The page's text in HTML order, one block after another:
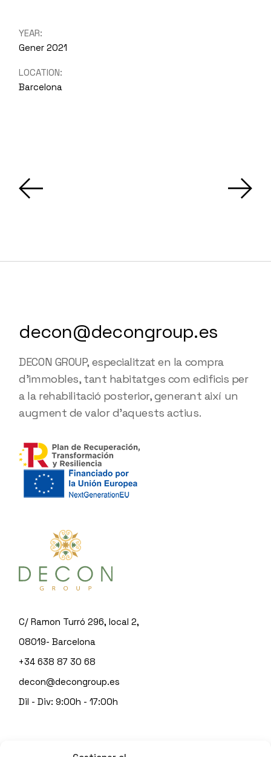
YEAR:
Gener 2021
LOCATION:
Barcelona
decon@decongroup.es
DECON GROUP, especialitzat en la compra
d'immobles, tant habitatges com edificis per
a la rehabilitació posterior, generant així un
augment de valor d'aquests actius.
C/ Ramon Turró 296, local 2,
08019- Barcelona
+34 638 87 30 68
decon@decongroup.es
Dil - Div: 9:00h - 17:00h